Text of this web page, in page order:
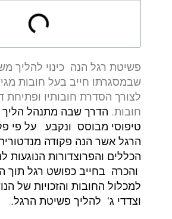
פשיטת רגל הנה כינוי להליך
שבמסגרתו חייב בעל חובות
לצורך הסדרת חובותיו
חובות. הדרך שבה מתנהל
טיפוסי מבוסס ונקבע על פי
הרגל אשר הנה פקודה
הכללים והפרוצדורות הנוגעות
והכרה בחייב כפושט רגל תוך
למכלול החובות והזכויות של
וצדדי ג' להליך פשיטת הרגל.